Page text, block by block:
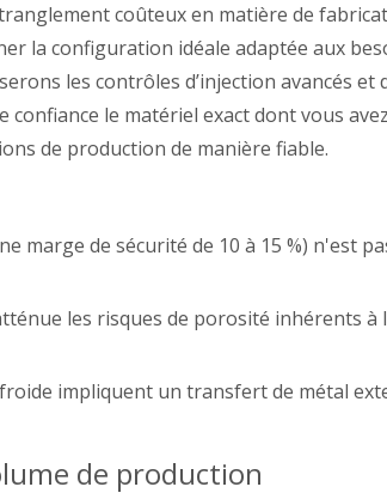
coûteux en matière de
la configuration idéale adaptée aux
les contrôles d’injection avancés et
le matériel exact dont vous
de production de manière fiable.
marge de sécurité de 10 à 15 %) n'est
les risques de porosité inhérents à
impliquent un transfert de métal
de production